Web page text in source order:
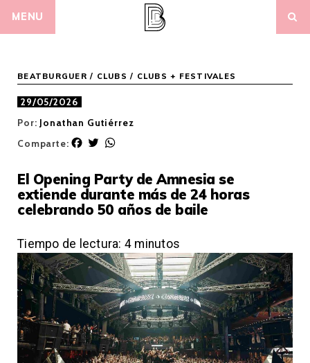
MENU
BEATBURGUER / CLUBS / CLUBS + FESTIVALES
29/05/2026
Por: Jonathan Gutiérrez
Comparte:
F
e
b
o
k
T
t
t
e
t
s
A
p
El Opening Party de Amnesia se
extiende durante más de 24 horas
celebrando 50 años de baile
Tiempo de lectura: 4 minutos